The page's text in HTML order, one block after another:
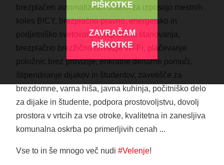
brezplačen avtomatiziran sistem za izposojo mestnih
koles BICY, brezplačno pravno, energetsko in
podjetniško svetovanje, neprofitna stanovanja,
brezplačno brezžično omrežje Wi-Fi, plačevanje
položnic brez provizije, enkratne denarne pomoči,
štipendiranje dijakov in študentov, zavetišče za
brezdomne, varna hiša, javna kuhinja, počitniško delo
za dijake in študente, podpora prostovoljstvu, dovolj
prostora v vrtcih za vse otroke, kvalitetna in zanesljiva
komunalna oskrba po primerljivih cenah ...
Vse to in še mnogo več nudi #Velenje!
PIŠKOTKE
ZAVRAČAM
PIŠKOTKE